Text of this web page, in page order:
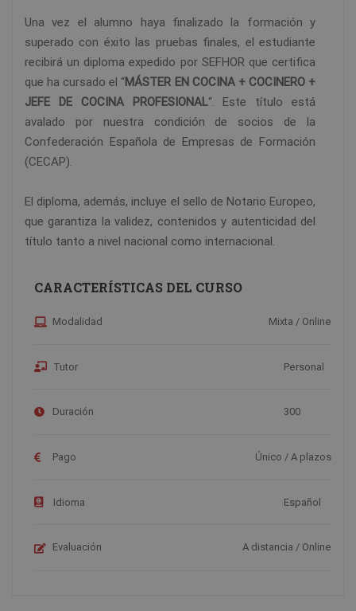
Una vez el alumno haya finalizado la formación y
superado con éxito las pruebas finales, el estudiante
recibirá un diploma expedido por SEFHOR que certifica
que ha cursado el “MÁSTER EN COCINA + COCINERO +
JEFE DE COCINA PROFESIONAL“. Este título está
avalado por nuestra condición de socios de la
Confederación Española de Empresas de Formación
(CECAP).
El diploma, además, incluye el sello de Notario Europeo,
que garantiza la validez, contenidos y autenticidad del
título tanto a nivel nacional como internacional.
CARACTERÍSTICAS DEL CURSO
Modalidad Mixta / Online
Tutor Personal
Duración 300
Pago Único / A plazos
Idioma Español
Evaluación A distancia / Online